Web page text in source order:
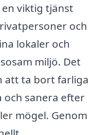
en viktig tjänst
och
lokaler och
miljö. Det
att ta bort farliga
sanera efter
mögel. Genom